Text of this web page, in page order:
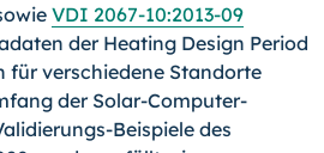
VDI 2067-10:2013-09
der Heating Design Period
für verschiedene Standorte
der Solar-Computer-
Beispiele des